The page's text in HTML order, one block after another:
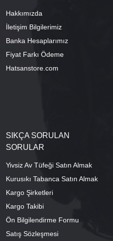
Hakkımızda
İletişim Bilgilerimiz
Banka Hesaplarımız
Fiyat Farkı Ödeme
Hatsanstore.com
SIKÇA SORULAN
SORULAR
Yivsiz Av Tüfeği Satın Almak
Kurusıkı Tabanca Satın Almak
Kargo Şirketleri
Kargo Takibi
Ön Bilgilendirme Formu
Satış Sözleşmesi